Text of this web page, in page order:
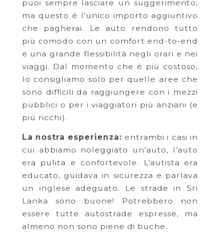
puoi sempre lasciare un suggerimento,
ma questo è l’unico importo aggiuntivo
che pagherai. Le auto rendono tutto
più comodo con un comfort end-to-end
e una grande flessibilità negli orari e nei
viaggi. Dal momento che è più costoso,
lo consigliamo solo per quelle aree che
sono difficili da raggiungere con i mezzi
pubblici o per i viaggiatori più anziani (e
più ricchi).
La nostra esperienza: entrambi i casi in
cui abbiamo noleggiato un’auto, l’auto
era pulita e confortevole. L’autista era
educato, guidava in sicurezza e parlava
un inglese adeguato. Le strade in Sri
Lanka sono buone! Potrebbero non
essere tutte autostrade espresse, ma
almeno non sono piene di buche.